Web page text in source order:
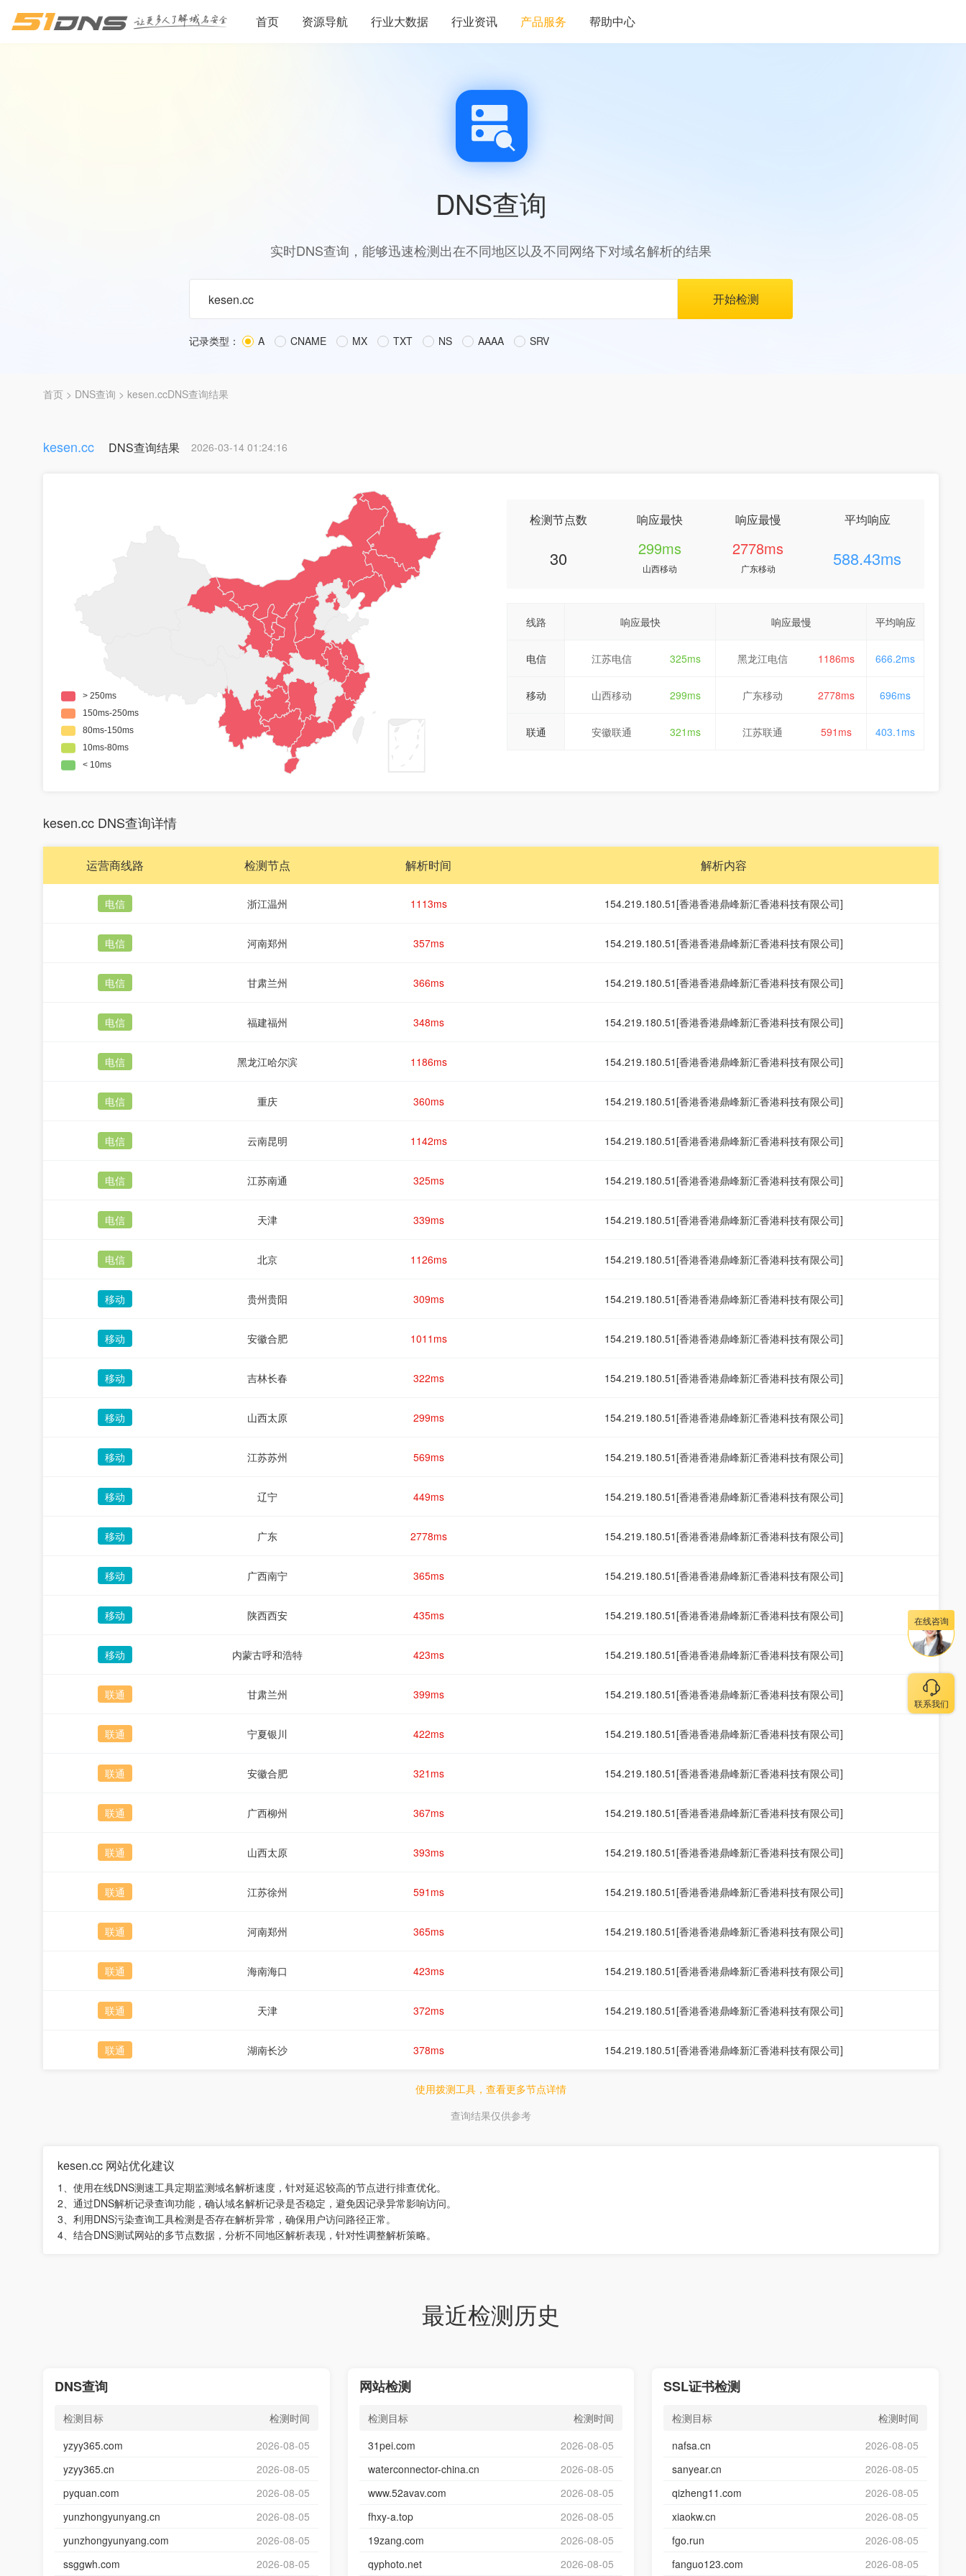
首页 资源导航 行业大数据 行业资讯 产品服务 帮助中心
DNS查询
实时DNS查询，能够迅速检测出在不同地区以及不同网络下对域名解析的结果
记录类型： A CNAME MX TXT NS AAAA SRV
首页 > DNS查询 > kesen.ccDNS查询结果
kesen.cc DNS查询结果 2026-03-14 01:24:16
检测节点数
30
响应最快
299ms
山西移动
响应最慢
2778ms
广东移动
平均响应
588.43ms
线路 响应最快 响应最慢 平均响应
电信 江苏电信 325ms 黑龙江电信 1186ms 666.2ms
移动 山西移动 299ms 广东移动 2778ms 696ms
联通 安徽联通 321ms 江苏联通 591ms 403.1ms
kesen.cc DNS查询详情
运营商线路 检测节点 解析时间 解析内容
电信 浙江温州 1113ms 154.219.180.51[香港香港鼎峰新汇香港科技有限公司]
电信 河南郑州 357ms 154.219.180.51[香港香港鼎峰新汇香港科技有限公司]
电信 甘肃兰州 366ms 154.219.180.51[香港香港鼎峰新汇香港科技有限公司]
电信 福建福州 348ms 154.219.180.51[香港香港鼎峰新汇香港科技有限公司]
电信 黑龙江哈尔滨 1186ms 154.219.180.51[香港香港鼎峰新汇香港科技有限公司]
电信 重庆 360ms 154.219.180.51[香港香港鼎峰新汇香港科技有限公司]
电信 云南昆明 1142ms 154.219.180.51[香港香港鼎峰新汇香港科技有限公司]
电信 江苏南通 325ms 154.219.180.51[香港香港鼎峰新汇香港科技有限公司]
电信 天津 339ms 154.219.180.51[香港香港鼎峰新汇香港科技有限公司]
电信 北京 1126ms 154.219.180.51[香港香港鼎峰新汇香港科技有限公司]
移动 贵州贵阳 309ms 154.219.180.51[香港香港鼎峰新汇香港科技有限公司]
移动 安徽合肥 1011ms 154.219.180.51[香港香港鼎峰新汇香港科技有限公司]
移动 吉林长春 322ms 154.219.180.51[香港香港鼎峰新汇香港科技有限公司]
移动 山西太原 299ms 154.219.180.51[香港香港鼎峰新汇香港科技有限公司]
移动 江苏苏州 569ms 154.219.180.51[香港香港鼎峰新汇香港科技有限公司]
移动 辽宁 449ms 154.219.180.51[香港香港鼎峰新汇香港科技有限公司]
移动 广东 2778ms 154.219.180.51[香港香港鼎峰新汇香港科技有限公司]
移动 广西南宁 365ms 154.219.180.51[香港香港鼎峰新汇香港科技有限公司]
移动 陕西西安 435ms 154.219.180.51[香港香港鼎峰新汇香港科技有限公司]
移动 内蒙古呼和浩特 423ms 154.219.180.51[香港香港鼎峰新汇香港科技有限公司]
联通 甘肃兰州 399ms 154.219.180.51[香港香港鼎峰新汇香港科技有限公司]
联通 宁夏银川 422ms 154.219.180.51[香港香港鼎峰新汇香港科技有限公司]
联通 安徽合肥 321ms 154.219.180.51[香港香港鼎峰新汇香港科技有限公司]
联通 广西柳州 367ms 154.219.180.51[香港香港鼎峰新汇香港科技有限公司]
联通 山西太原 393ms 154.219.180.51[香港香港鼎峰新汇香港科技有限公司]
联通 江苏徐州 591ms 154.219.180.51[香港香港鼎峰新汇香港科技有限公司]
联通 河南郑州 365ms 154.219.180.51[香港香港鼎峰新汇香港科技有限公司]
联通 海南海口 423ms 154.219.180.51[香港香港鼎峰新汇香港科技有限公司]
联通 天津 372ms 154.219.180.51[香港香港鼎峰新汇香港科技有限公司]
联通 湖南长沙 378ms 154.219.180.51[香港香港鼎峰新汇香港科技有限公司]
使用拨测工具，查看更多节点详情
查询结果仅供参考
kesen.cc 网站优化建议
1、使用在线DNS测速工具定期监测域名解析速度，针对延迟较高的节点进行排查优化。
2、通过DNS解析记录查询功能，确认域名解析记录是否稳定，避免因记录异常影响访问。
3、利用DNS污染查询工具检测是否存在解析异常，确保用户访问路径正常。
4、结合DNS测试网站的多节点数据，分析不同地区解析表现，针对性调整解析策略。
最近检测历史
DNS查询
检测目标
检测时间
yzyy365.com
2026-08-05
yzyy365.cn
2026-08-05
pyquan.com
2026-08-05
yunzhongyunyang.cn
2026-08-05
yunzhongyunyang.com
2026-08-05
ssggwh.com
2026-08-05
网站检测
检测目标
检测时间
31pei.com
2026-08-05
waterconnector-china.cn
2026-08-05
www.52avav.com
2026-08-05
fhxy-a.top
2026-08-05
19zang.com
2026-08-05
qyphoto.net
2026-08-05
SSL证书检测
检测目标
检测时间
nafsa.cn
2026-08-05
sanyear.cn
2026-08-05
qizheng11.com
2026-08-05
xiaokw.cn
2026-08-05
fgo.run
2026-08-05
fanguo123.com
2026-08-05
在线咨询
联系我们